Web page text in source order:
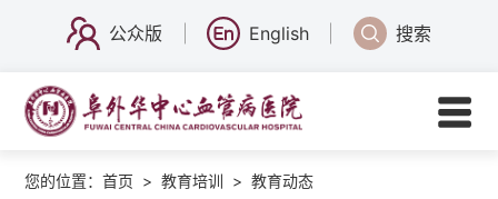
公众版 English 搜索
您的位置：首页 > 教育培训 > 教育动态